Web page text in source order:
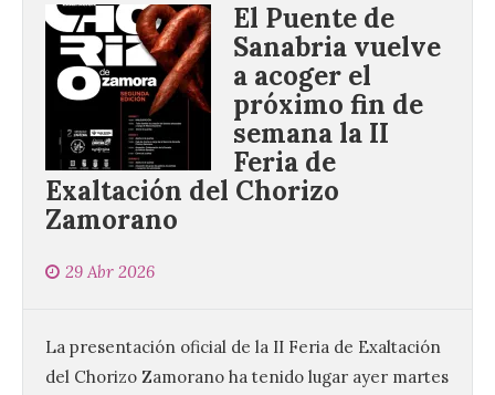
El Puente de
Sanabria vuelve
a acoger el
próximo fin de
semana la II
Feria de
Exaltación del Chorizo
Zamorano
29 Abr 2026
La presentación oficial de la II Feria de Exaltación
del Chorizo Zamorano ha tenido lugar ayer martes